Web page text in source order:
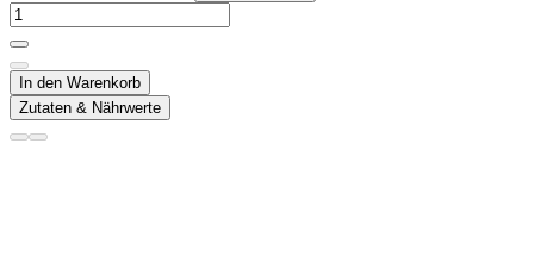
In den Warenkorb
Zutaten & Nährwerte